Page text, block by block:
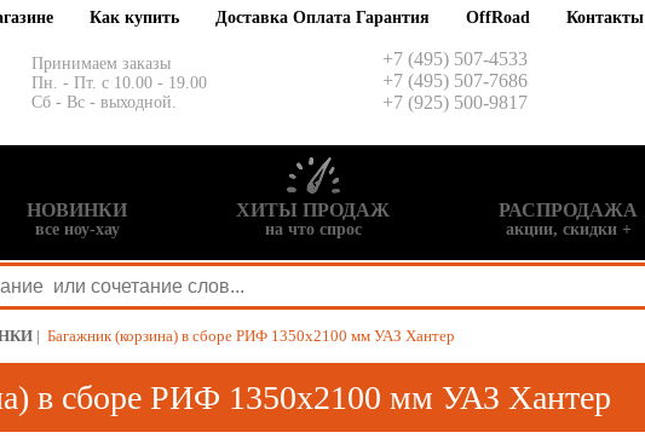
Как купить Доставка Оплата Гарантия OffRoad Контакты
Принимаем заказы
Пн. - Пт. с 10.00 - 19.00
Сб - Вс - выходной.
+7 (495) 507-4533
+7 (495) 507-7686
+7 (925) 500-9817
НОВИНКИ
все ноу-хау
ХИТЫ ПРОДАЖ
на что спрос
РАСПРОДАЖА
акции, скидки +
| Багажник (корзина) в сборе РИФ 1350x2100 мм УАЗ Хантер
в сборе РИФ 1350x2100 мм УАЗ Хантер